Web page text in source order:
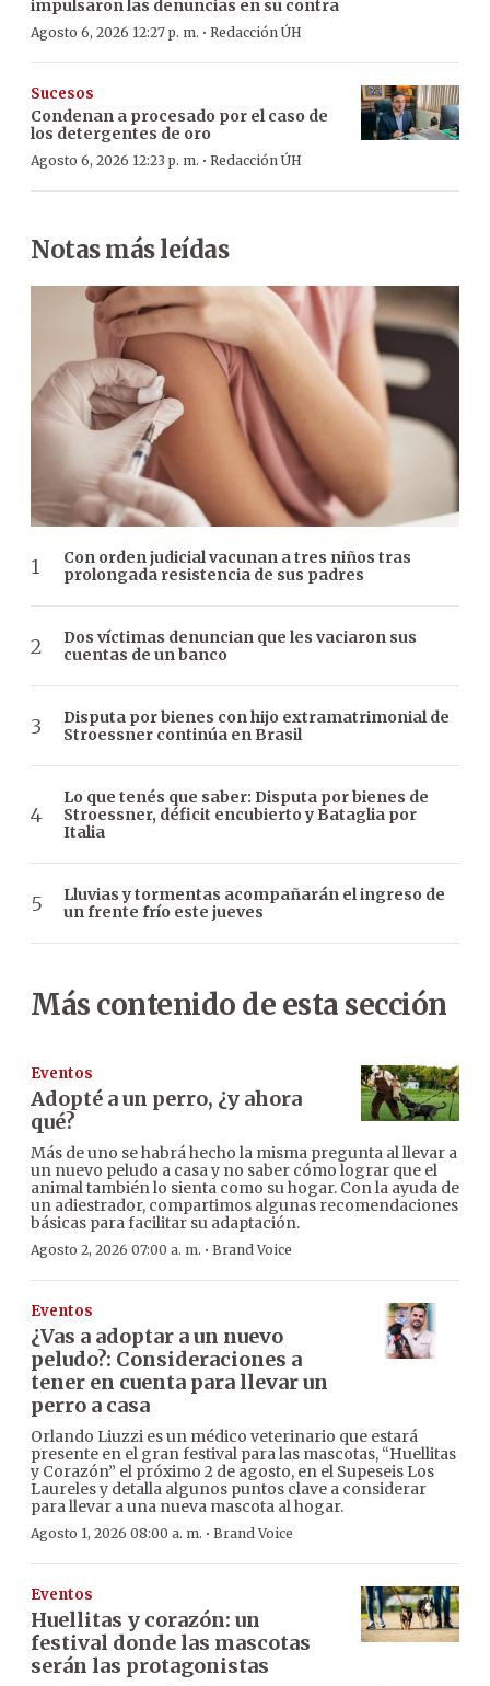
impulsaron las denuncias en su contra
Agosto 6, 2026 12:27 p. m. · Redacción ÚH
Sucesos
Condenan a procesado por el caso de
los detergentes de oro
Agosto 6, 2026 12:23 p. m. · Redacción ÚH
Notas más leídas
Con orden judicial vacunan a tres niños tras
prolongada resistencia de sus padres
Dos víctimas denuncian que les vaciaron sus
cuentas de un banco
Disputa por bienes con hijo extramatrimonial de
Stroessner continúa en Brasil
Lo que tenés que saber: Disputa por bienes de
Stroessner, déficit encubierto y Bataglia por
Italia
Lluvias y tormentas acompañarán el ingreso de
un frente frío este jueves
Más contenido de esta sección
Eventos
Adopté a un perro, ¿y ahora
qué?
Más de uno se habrá hecho la misma pregunta al llevar a
un nuevo peludo a casa y no saber cómo lograr que el
animal también lo sienta como su hogar. Con la ayuda de
un adiestrador, compartimos algunas recomendaciones
básicas para facilitar su adaptación.
Agosto 2, 2026 07:00 a. m. · Brand Voice
Eventos
¿Vas a adoptar a un nuevo
peludo?: Consideraciones a
tener en cuenta para llevar un
perro a casa
Orlando Liuzzi es un médico veterinario que estará
presente en el gran festival para las mascotas, “Huellitas
y Corazón” el próximo 2 de agosto, en el Supeseis Los
Laureles y detalla algunos puntos clave a considerar
para llevar a una nueva mascota al hogar.
Agosto 1, 2026 08:00 a. m. · Brand Voice
Eventos
Huellitas y corazón: un
festival donde las mascotas
serán las protagonistas